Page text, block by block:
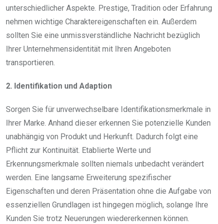
unterschiedlicher Aspekte. Prestige, Tradition oder Erfahrung
nehmen wichtige Charaktereigenschaften ein. Außerdem
sollten Sie eine unmissverständliche Nachricht bezüglich
Ihrer Unternehmensidentität mit Ihren Angeboten
transportieren.
2. Identifikation und Adaption
Sorgen Sie für unverwechselbare Identifikationsmerkmale in
Ihrer Marke. Anhand dieser erkennen Sie potenzielle Kunden
unabhängig von Produkt und Herkunft. Dadurch folgt eine
Pflicht zur Kontinuität. Etablierte Werte und
Erkennungsmerkmale sollten niemals unbedacht verändert
werden. Eine langsame Erweiterung spezifischer
Eigenschaften und deren Präsentation ohne die Aufgabe von
essenziellen Grundlagen ist hingegen möglich, solange Ihre
Kunden Sie trotz Neuerungen wiedererkennen können.